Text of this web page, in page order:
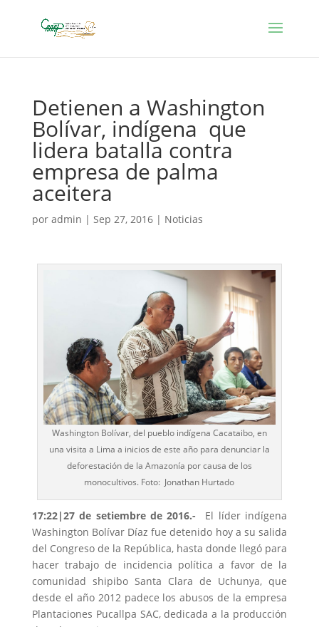
Detienen a Washington
Bolívar, indígena que
lidera batalla contra
empresa de palma
aceitera
por admin | Sep 27, 2016| Noticias
Washington Bolívar, del pueblo indígena Cacataibo, en
una visita a Lima a inicios de este año para denunciar la
deforestación de la Amazonía por causa de los
monocultivos. Foto: Jonathan Hurtado
17:22|27 de setiembre de 2016.- El líder indígena
Washington Bolívar Díaz fue detenido hoy a su salida
del Congreso de la República, hasta donde llegó para
hacer trabajo de incidencia política a favor de la
comunidad shipibo Santa Clara de Uchunya, que
desde el año 2012 padece los abusos de la empresa
Plantaciones Pucallpa SAC, dedicada a la producción